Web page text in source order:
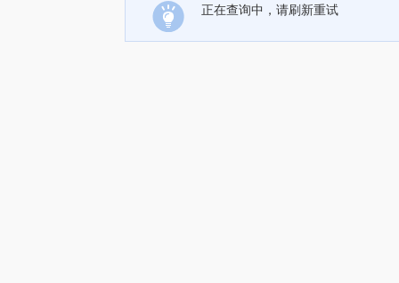
正在查询中，请刷新重试